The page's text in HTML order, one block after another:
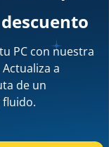
PC con nuestra
a
de un